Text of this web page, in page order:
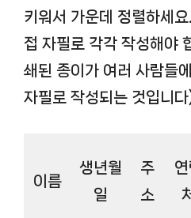
키워서 가운데 정렬하세
접 자필로 각각 작성해야
쇄된 종이가 여러 사람들
자필로 작성되는 것입니
이름
생년월
일
주
소